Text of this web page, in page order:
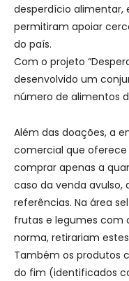
desperdício alimentar,
permitiram apoiar
do país.
Com o projeto
desenvolvido um
número de alimentos
Além das doações, a
comercial que oferece
comprar apenas a
caso da venda
referências. Na área
frutas e legumes com
norma, retirariam
Também os produtos
do fim (identificados